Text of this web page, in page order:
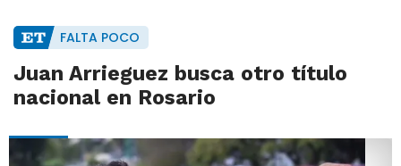
FALTA POCO
Juan Arrieguez busca otro título
nacional en Rosario